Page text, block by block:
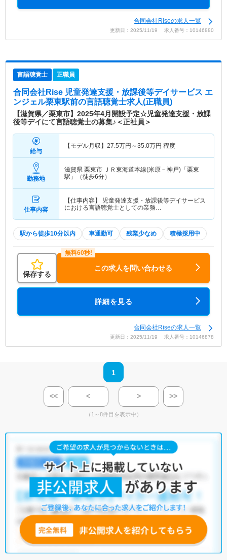
合同会社Riseの求人一覧
更新日：2025/11/19 求人番号：10146880
言語聴覚士 正職員
合同会社Rise 児童発達支援・放課後等デイサービス エ
ンジェル栗東駅前の言語聴覚士求人(正職員)
【滋賀県／栗東市】2025年4月開設予定☆児童発達支援・放課
後等デイにて言語聴覚士の募集♪＜正社員＞
給与
【モデル月収】 27.5万円～35.0万円 程度
勤務地
滋賀県 栗東市 ＪＲ東海道本線(米原－神戸)「栗東
駅」（徒歩6分）
仕事内容
【仕事内容】 児童発達支援・放課後等デイサービス
における言語聴覚士としての業務…
駅から徒歩10分以内 車通勤可 残業少なめ 積極採用中
保存する
この求人を問い合わせる
詳細を見る
合同会社Riseの求人一覧
更新日：2025/11/19 求人番号：10146878
1
<< < > >>
（1～8件目を表示中）